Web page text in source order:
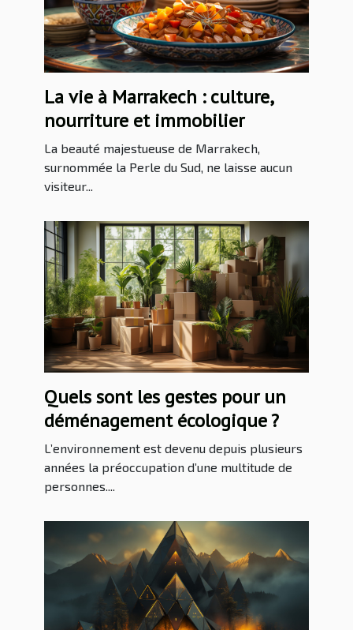
La vie à Marrakech : culture,
nourriture et immobilier
La beauté majestueuse de Marrakech,
surnommée la Perle du Sud, ne laisse aucun
visiteur...
Quels sont les gestes pour un
déménagement écologique ?
L’environnement est devenu depuis plusieurs
années la préoccupation d’une multitude de
personnes....